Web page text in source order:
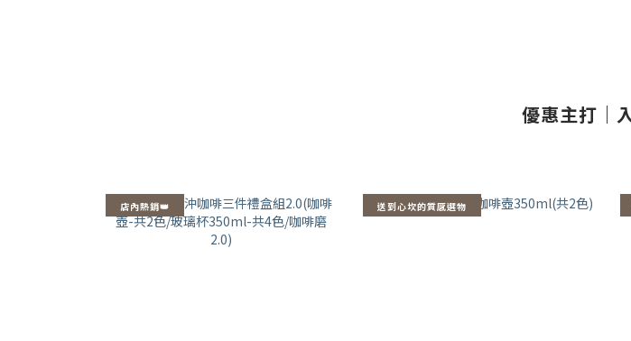
優惠主打｜
店內熱銷👑 送到心坎的質感選物